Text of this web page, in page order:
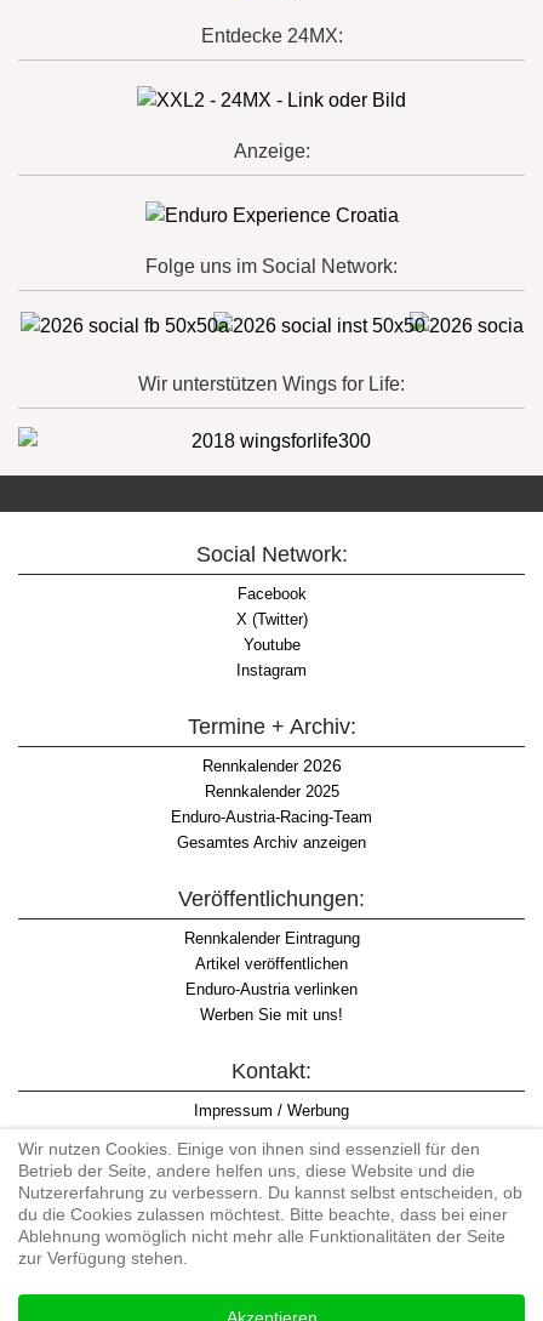
Entdecke 24MX:
Anzeige:
Folge uns im Social Network:
Wir unterstützen Wings for Life:
Social Network:
Facebook
X (Twitter)
Youtube
Instagram
Termine + Archiv:
Rennkalender2026
Rennkalender 2025
Enduro-Austria-Racing-Team
Gesamtes Archiv anzeigen
Veröffentlichungen:
Rennkalender Eintragung
Artikel veröffentlichen
Enduro-Austria verlinken
Werben Sie mit uns!
Kontakt:
Impressum / Werbung
Informationspflicht WKO
AGB
Wir nutzen Cookies. Einige von ihnen sind essenziell für den
Betrieb der Seite, andere helfen uns, diese Website und die
Nutzererfahrung zu verbessern. Du kannst selbst entscheiden, ob
du die Cookies zulassen möchtest. Bitte beachte, dass bei einer
Ablehnung womöglich nicht mehr alle Funktionalitäten der Seite
zur Verfügung stehen.